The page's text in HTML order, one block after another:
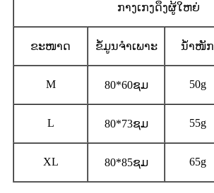
ກາງເກງດຶງຜູ້ໃຫຍ່
ຂະໜາດ ຂໍ້ມູນຈໍາເພາະ ນ້ຳໜັກ
M 80*60ຊມ 50g
L 80*73ຊມ 55g
XL 80*85ຊມ 65g